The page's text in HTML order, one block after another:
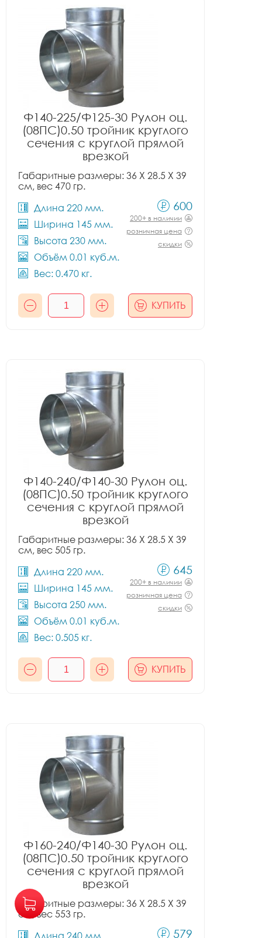
Ф140-225/Ф125-30 Рулон оц.
(08ПС)0.50 тройник круглого
сечения с круглой прямой
врезкой
Габаритные размеры: 36 X 28.5 X 39
см, вес 470 гр.
Длина 220 мм.
Ширина 145 мм.
Высота 230 мм.
Объём 0.01 куб.м.
Вес: 0.470 кг.
600
200+ в наличии
розничная цена
скидки
КУПИТЬ
Ф140-240/Ф140-30 Рулон оц.
(08ПС)0.50 тройник круглого
сечения с круглой прямой
врезкой
Габаритные размеры: 36 X 28.5 X 39
см, вес 505 гр.
Длина 220 мм.
Ширина 145 мм.
Высота 250 мм.
Объём 0.01 куб.м.
Вес: 0.505 кг.
645
200+ в наличии
розничная цена
скидки
КУПИТЬ
Ф160-240/Ф140-30 Рулон оц.
(08ПС)0.50 тройник круглого
сечения с круглой прямой
врезкой
Габаритные размеры: 36 X 28.5 X 39
см, вес 553 гр.
Длина 240 мм.
579